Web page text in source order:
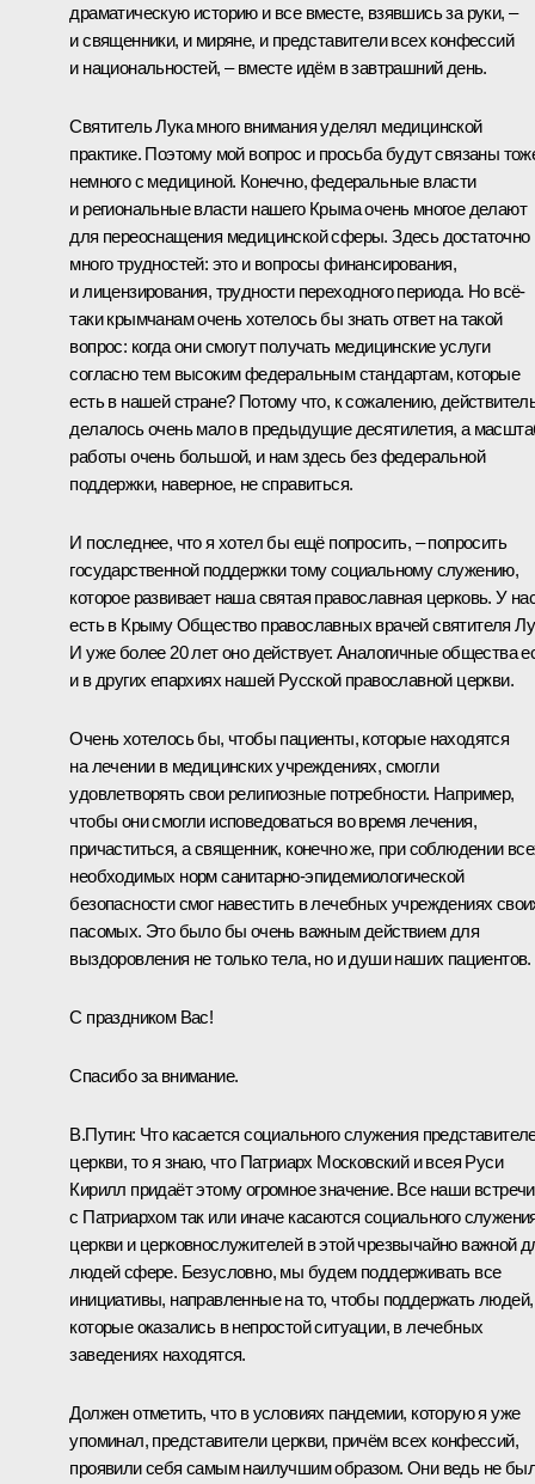
драматическую историю и все вместе, взявшись за руки, ‒
и священники, и миряне, и представители всех конфессий
и национальностей, ‒ вместе идём в завтрашний день.
Святитель Лука много внимания уделял медицинской
практике. Поэтому мой вопрос и просьба будут связаны
немного с медициной. Конечно, федеральные власти
и региональные власти нашего Крыма очень многое делают
для переоснащения медицинской сферы. Здесь достаточно
много трудностей: это и вопросы финансирования,
и лицензирования, трудности переходного периода. Но всё-
таки крымчанам очень хотелось бы знать ответ на такой
вопрос: когда они смогут получать медицинские услуги
согласно тем высоким федеральным стандартам, которые
есть в нашей стране? Потому что, к сожалению,
делалось очень мало в предыдущие десятилетия, а
работы очень большой, и нам здесь без федеральной
поддержки, наверное, не справиться.
И последнее, что я хотел бы ещё попросить, ‒ попросить
государственной поддержки тому социальному служению,
которое развивает наша святая православная церковь. У
есть в Крыму Общество православных врачей святителя
И уже более 20 лет оно действует. Аналогичные общества
и в других епархиях нашей Русской православной церкви.
Очень хотелось бы, чтобы пациенты, которые находятся
на лечении в медицинских учреждениях, смогли
удовлетворять свои религиозные потребности. Например,
чтобы они смогли исповедоваться во время лечения,
причаститься, а священник, конечно же, при соблюдении
необходимых норм санитарно-эпидемиологической
безопасности смог навестить в лечебных учреждениях
пасомых. Это было бы очень важным действием для
выздоровления не только тела, но и души наших пациентов.
С праздником Вас!
Спасибо за внимание.
В.Путин: Что касается социального служения
церкви, то я знаю, что Патриарх Московский и всея Руси
Кирилл придаёт этому огромное значение. Все наши встречи
с Патриархом так или иначе касаются социального
церкви и церковнослужителей в этой чрезвычайно важной
людей сфере. Безусловно, мы будем поддерживать все
инициативы, направленные на то, чтобы поддержать людей,
которые оказались в непростой ситуации, в лечебных
заведениях находятся.
Должен отметить, что в условиях пандемии, которую я уже
упоминал, представители церкви, причём всех конфессий,
проявили себя самым наилучшим образом. Они ведь не